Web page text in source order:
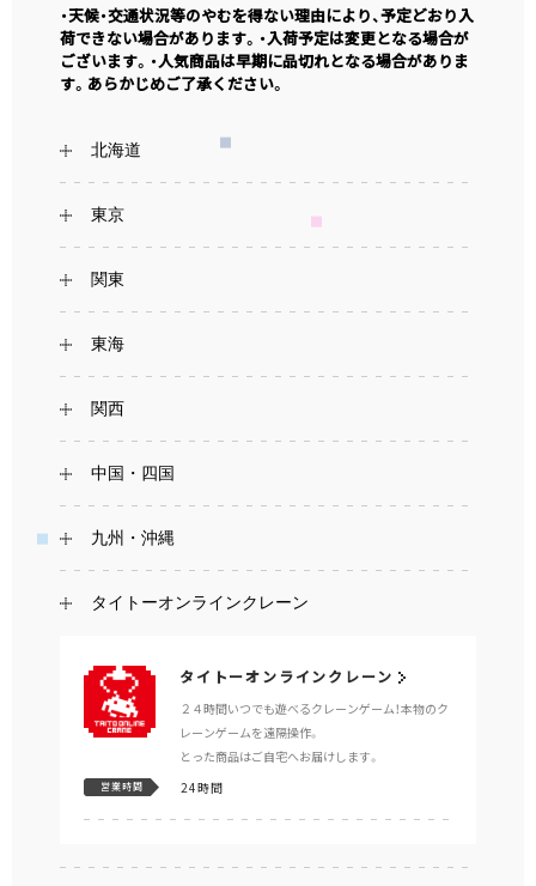
・天候・交通状況等のやむを得ない理由により、予定どおり入
荷できない場合があります。・入荷予定は変更となる場合が
ございます。・人気商品は早期に品切れとなる場合がありま
す。あらかじめご了承ください。
北海道
東京
関東
東海
関西
中国・四国
九州・沖縄
タイトーオンラインクレーン
タイトーオンラインクレーン
２４時間いつでも遊べるクレーンゲーム！本物のク
レーンゲームを遠隔操作。
とった商品はご自宅へお届けします。
営業時間 24時間